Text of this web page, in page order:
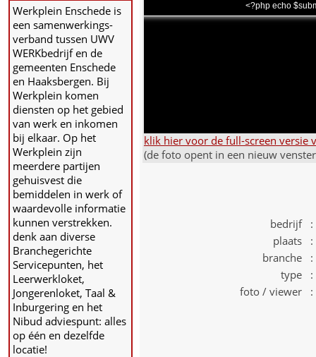
Werkplein Enschede is
een samenwerkings-
verband tussen UWV
WERKbedrijf en de
gemeenten Enschede
en Haaksbergen. Bij
Werkplein komen
diensten op het gebied
van werk en inkomen
bij elkaar. Op het
Werkplein zijn
meerdere partijen
gehuisvest die
bemiddelen in werk of
waardevolle informatie
kunnen verstrekken.
denk aan diverse
Branchegerichte
Servicepunten, het
Leerwerkloket,
Jongerenloket, Taal &
Inburgering en het
Nibud adviespunt: alles
op één en dezelfde
locatie!
<?php echo
klik hier voor de full-screen versie
(de foto opent in een nieuw
bedrijf :
plaats :
branche :
type :
foto / viewer :